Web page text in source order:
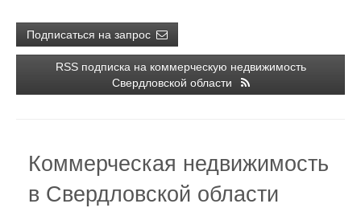
Подписаться на запрос
RSS подписка на коммерческую недвижимость
Свердловской области
Коммерческая недвижимость
в Свердловской области